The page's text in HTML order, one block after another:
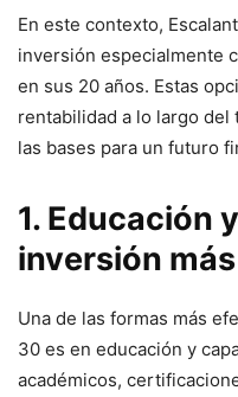
En este contexto,
inversión especialmente
en sus 20 años. Estas
rentabilidad a lo largo
las bases para un futuro
1. Educación
inversión
Una de las formas más
30 es en educación y
académicos,